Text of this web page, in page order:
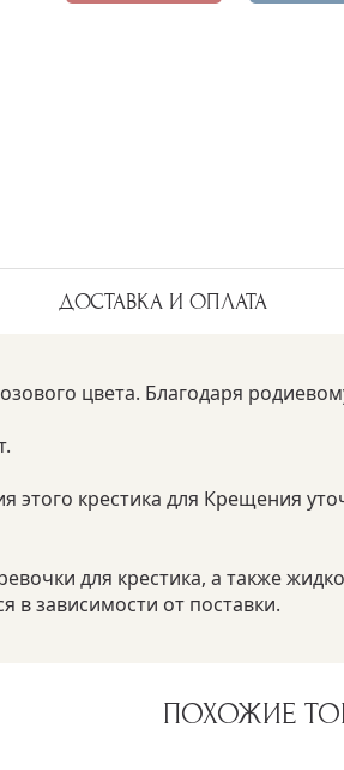
ДОСТАВКА И ОПЛАТА
цвета. Благодаря
крестика для Крещения
для крестика, а также
в зависимости от поставки.
ПОХОЖИЕ